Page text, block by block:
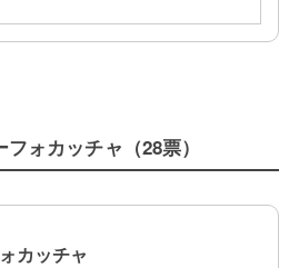
ォカッチャ（28票）
カッチャ